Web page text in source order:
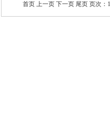
首页 上一页 下一页 尾页 页次